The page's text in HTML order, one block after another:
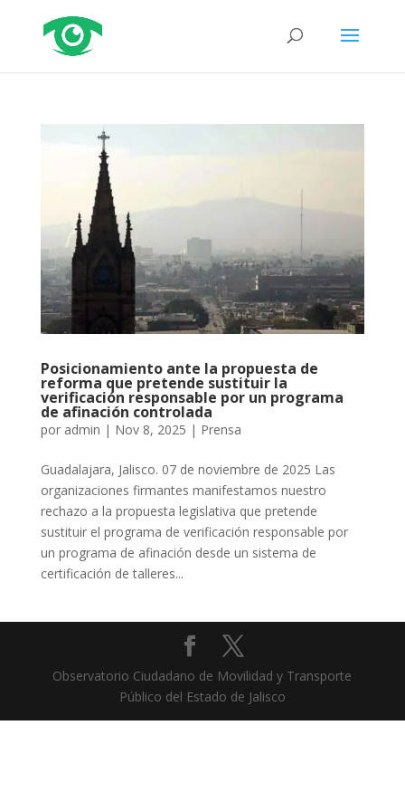
Posicionamiento ante la propuesta de
reforma que pretende sustituir la
verificación responsable por un programa
de afinación controlada
por admin | Nov 8, 2025 | Prensa
Guadalajara, Jalisco. 07 de noviembre de 2025 Las
organizaciones firmantes manifestamos nuestro
rechazo a la propuesta legislativa que pretende
sustituir el programa de verificación responsable por
un programa de afinación desde un sistema de
certificación de talleres...
Observatorio Ciudadano de Movilidad y Transporte
Público del Estado de Jalisco